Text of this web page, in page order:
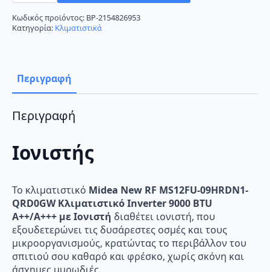
MS12FU-
09HRDN1-
QRD0GW
Κλιματιστικό
A++/A+++
με
Ιονιστή
Κωδικός προϊόντος: BP-2154826953
Κατηγορία: Κλιματιστικά
Περιγραφή
Περιγραφή
Ιονιστής
Το κλιματιστικό Midea New RF MS12FU-09HRDN1-
QRD0GW Κλιματιστικό Inverter 9000 BTU
A++/A+++ με Ιονιστή διαθέτει ιονιστή, που
εξουδετερώνει τις δυσάρεστες οσμές και τους
μικροοργανισμούς, κρατώντας το περιβάλλον του
σπιτιού σου καθαρό και φρέσκο, χωρίς σκόνη και